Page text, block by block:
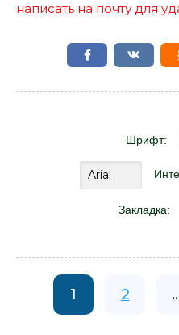
написать на почту для
Шрифт:
Закладка:
1 2